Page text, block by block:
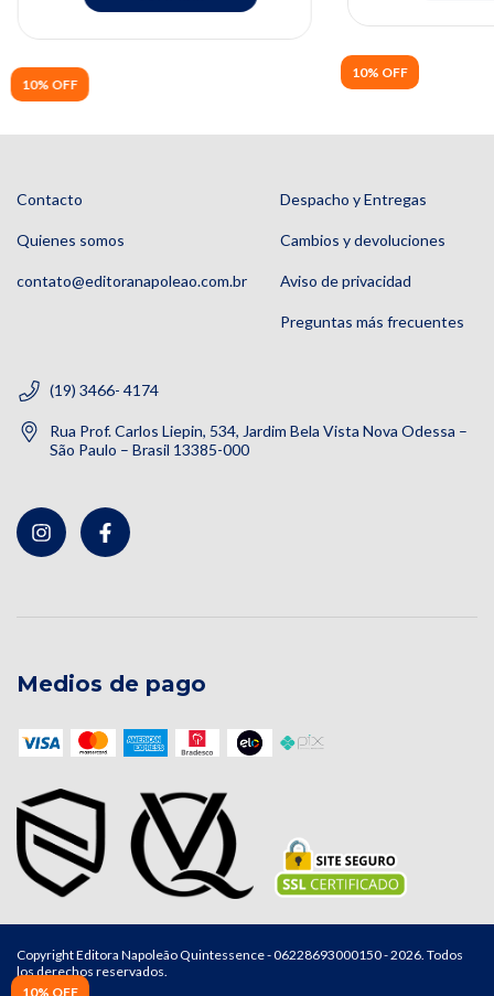
10% OFF
10% OFF
10% OFF
Contacto
Quienes somos
contato@editoranapoleao.com.br
Despacho y Entregas
Cambios y devoluciones
Aviso de privacidad
Preguntas más frecuentes
(19) 3466- 4174
Rua Prof. Carlos Liepin, 534, Jardim Bela Vista Nova Odessa –
São Paulo – Brasil 13385-000
Medios de pago
Copyright Editora Napoleão Quintessence - 06228693000150 - 2026. Todos
los derechos reservados.